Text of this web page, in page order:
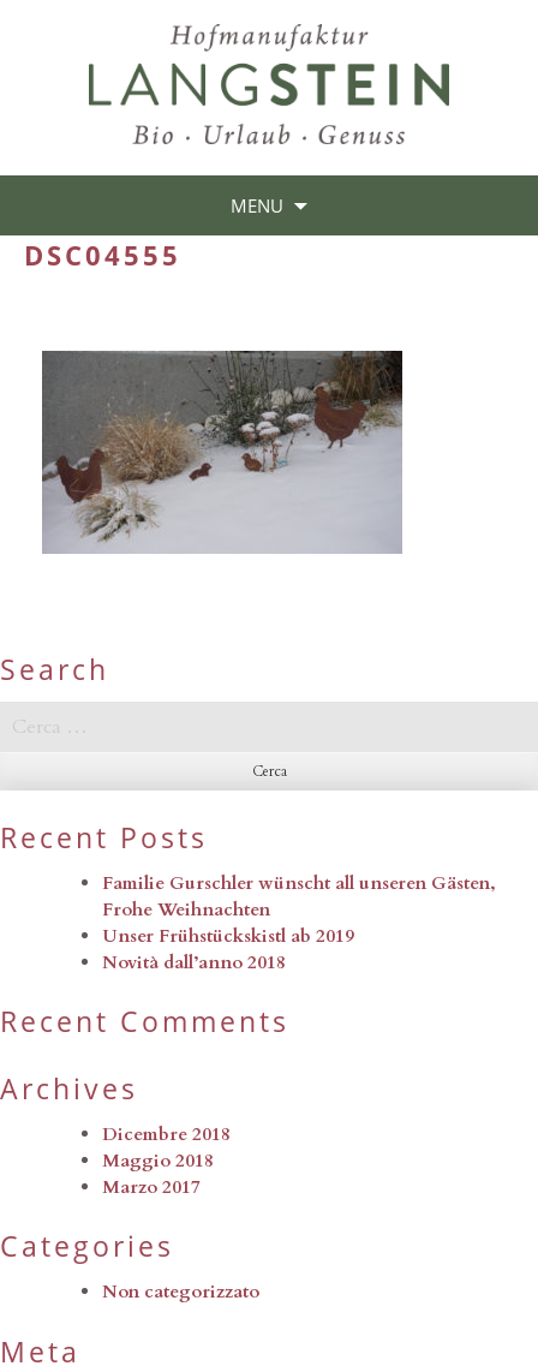
MENU
DSC04555
Search
Ricerca
per:
Recent Posts
Familie Gurschler wünscht all unseren Gästen,
Frohe Weihnachten
Unser Frühstückskistl ab 2019
Novità dall’anno 2018
Recent Comments
Archives
Dicembre 2018
Maggio 2018
Marzo 2017
Categories
Non categorizzato
Meta